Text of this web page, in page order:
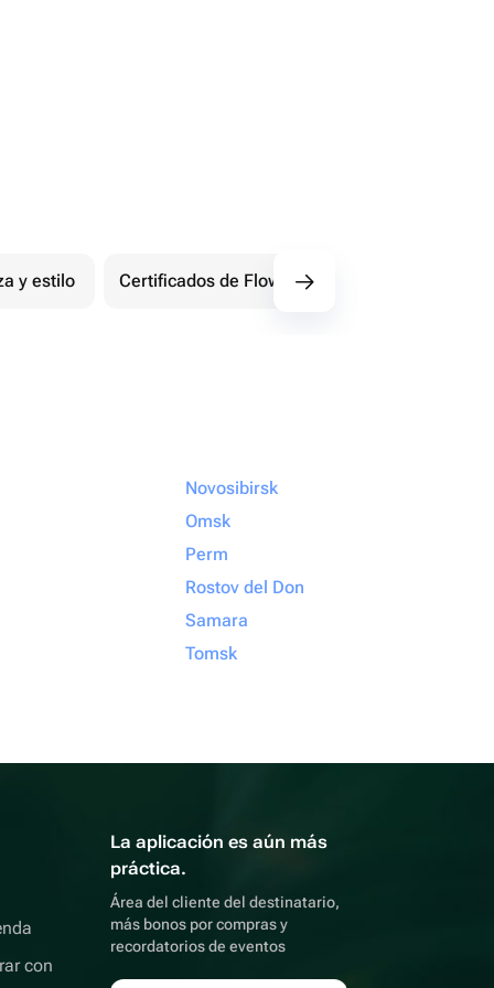
y estilo Certificados de Flowwow
Novosibirsk
Omsk
Perm
Rostov del Don
Samara
Tomsk
con
La aplicación es aún más
práctica.
Área del cliente del destinatario,
más bonos por compras y
recordatorios de eventos